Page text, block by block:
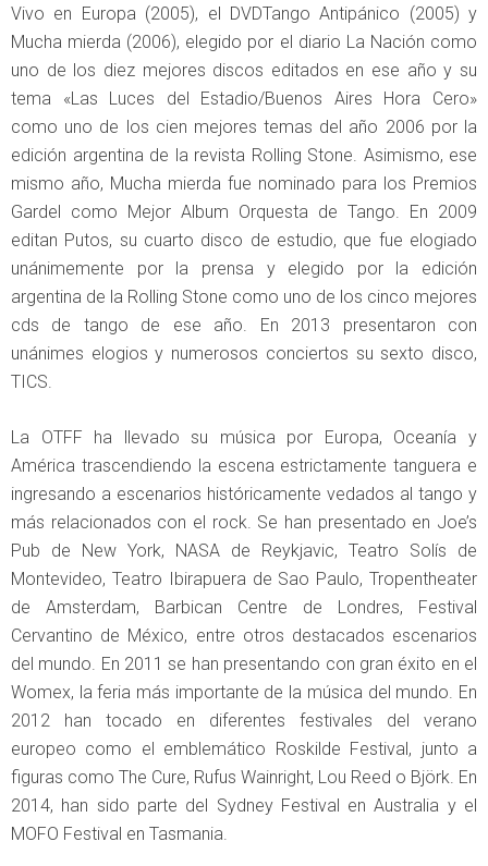
Vivo en Europa (2005), el DVDTango Antipánico (2005) y
Mucha mierda (2006), elegido por el diario La Nación como
uno de los diez mejores discos editados en ese año y su
tema «Las Luces del Estadio/Buenos Aires Hora Cero»
como uno de los cien mejores temas del año 2006 por la
edición argentina de la revista Rolling Stone. Asimismo, ese
mismo año, Mucha mierda fue nominado para los Premios
Gardel como Mejor Album Orquesta de Tango. En 2009
editan Putos, su cuarto disco de estudio, que fue elogiado
unánimemente por la prensa y elegido por la edición
argentina de la Rolling Stone como uno de los cinco mejores
cds de tango de ese año. En 2013 presentaron con
unánimes elogios y numerosos conciertos su sexto disco,
TICS.
La OTFF ha llevado su música por Europa, Oceanía y
América trascendiendo la escena estrictamente tanguera e
ingresando a escenarios históricamente vedados al tango y
más relacionados con el rock. Se han presentado en Joe’s
Pub de New York, NASA de Reykjavic, Teatro Solís de
Montevideo, Teatro Ibirapuera de Sao Paulo, Tropentheater
de Amsterdam, Barbican Centre de Londres, Festival
Cervantino de México, entre otros destacados escenarios
del mundo. En 2011 se han presentando con gran éxito en el
Womex, la feria más importante de la música del mundo. En
2012 han tocado en diferentes festivales del verano
europeo como el emblemático Roskilde Festival, junto a
figuras como The Cure, Rufus Wainright, Lou Reed o Björk. En
2014, han sido parte del Sydney Festival en Australia y el
MOFO Festival en Tasmania.